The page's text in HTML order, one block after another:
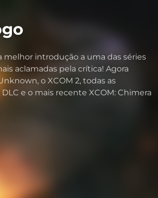
melhor introdução a uma das séries
aclamadas pela crítica! Agora
o XCOM 2, todas as
e o mais recente XCOM: Chimera